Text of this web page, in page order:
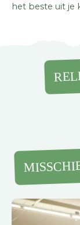
het beste uit je